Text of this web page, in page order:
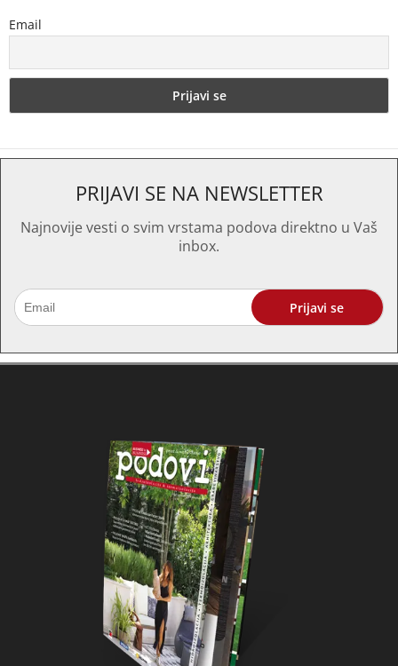
Email
PRIJAVI SE NA NEWSLETTER
Najnovije vesti o svim vrstama podova direktno u Vaš
inbox.